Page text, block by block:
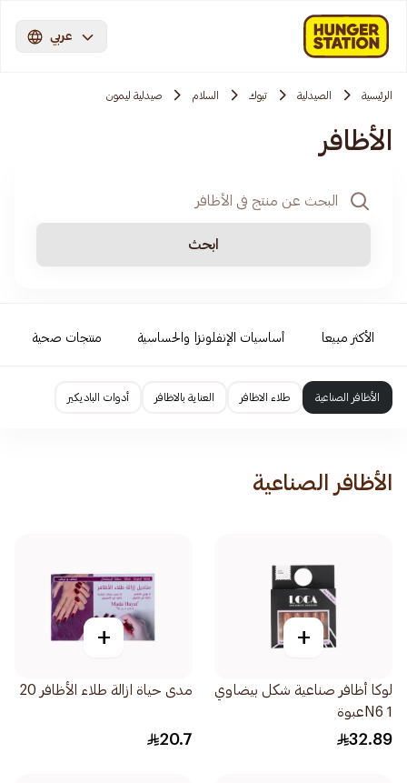
عربي
الرئيسية الصيدلية تبوك السلام صيدلية ليمون
الأظافر
ابحث
الأكثر مبيعا أساسيات الإنفلونزا والحساسية منتجات صحية
الأظافر الصناعية طلاء الاظافر العناية بالاظافر أدوات الباديكير
الأظافر الصناعية
+
لوكا أظافر صناعية شكل بيضاوي
N6 1عبوة
32.89
+
مدى حياة ازالة طلاء الأظافر 20
20.7